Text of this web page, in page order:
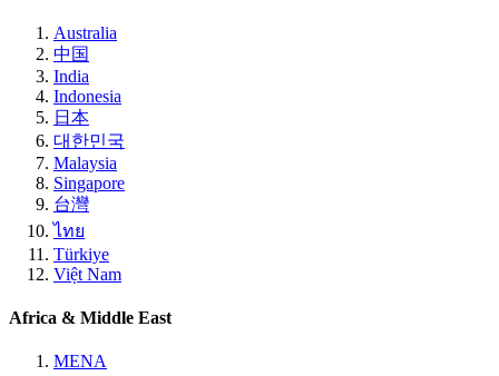
Australia
中国
India
Indonesia
日本
대한민국
Malaysia
Singapore
台灣
ไทย
Türkiye
Việt Nam
Africa & Middle East
MENA